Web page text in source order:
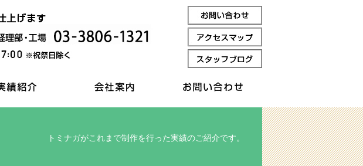
トミナガがこれまで制作を行った実績のご紹介です。